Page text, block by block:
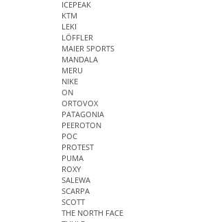
ICEPEAK
KTM
LEKI
LÖFFLER
MAIER SPORTS
MANDALA
MERU
NIKE
ON
ORTOVOX
PATAGONIA
PEEROTON
POC
PROTEST
PUMA
ROXY
SALEWA
SCARPA
SCOTT
THE NORTH FACE